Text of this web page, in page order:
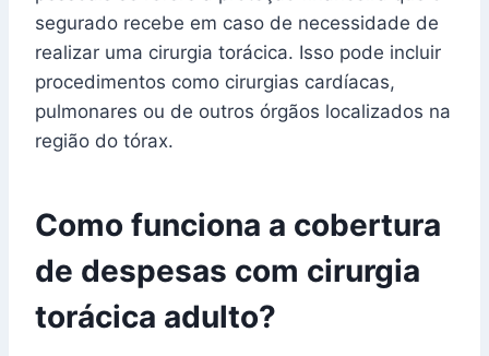
segurado recebe em caso de necessidade de
realizar uma cirurgia torácica. Isso pode incluir
procedimentos como cirurgias cardíacas,
pulmonares ou de outros órgãos localizados na
região do tórax.
Como funciona a cobertura
de despesas com cirurgia
torácica adulto?